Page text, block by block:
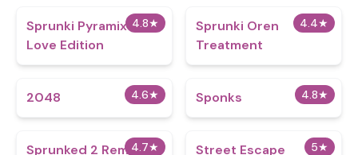
4.8★
Sprunki Pyramix 0.9
Love Edition
4.4★
Sprunki Oren
Treatment
4.6★
2048 4.8★
Sponks
4.7★
Sprunked 2 Remake 5★
Street Escape